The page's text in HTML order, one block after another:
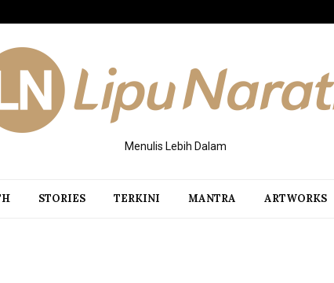
Menulis Lebih Dalam
STORIES TERKINI MANTRA ARTWORKS